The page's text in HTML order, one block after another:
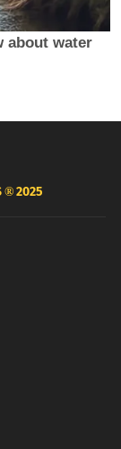
®2025